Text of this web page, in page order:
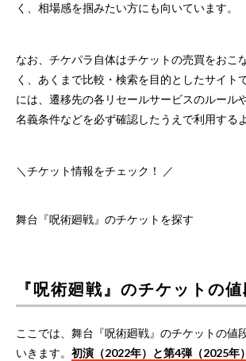
く、相場感を掴みたい方にも向いています。
なお、チケパラ自体はチケットの売買をおこ
く、あくまで比較・検索を目的としたサイト
には、遷移先の各リセールサービスのルール
名義条件などを必ず確認したうえで利用する
＼チケット情報をチェック！ ／
舞台『呪術廻戦』のチケットを探す
『呪術廻戦』のチケットの値
ここでは、舞台『呪術廻戦』のチケットの値
いきます。 初演（2022年）と第4弾（2025年